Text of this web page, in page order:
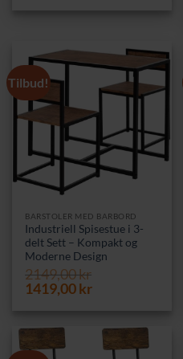
Tilbud!
BARSTOLER MED BARBORD
Industriell Spisestue i 3-
delt Sett – Kompakt og
Moderne Design
2149,00kr
Opprinnelig
2149,00 kr.
1419,00krNåværende
1419,00 kr.